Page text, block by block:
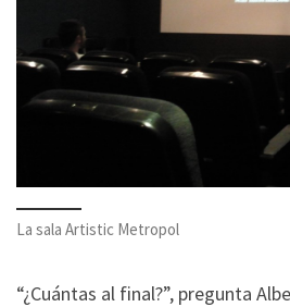
La sala Artistic Metropol
“¿Cuántas al final?”, pregunta